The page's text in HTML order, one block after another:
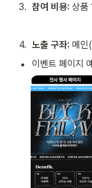
3. 참여 비용: 상품
4. 노출 구좌: 메인
• 이벤트 페이지